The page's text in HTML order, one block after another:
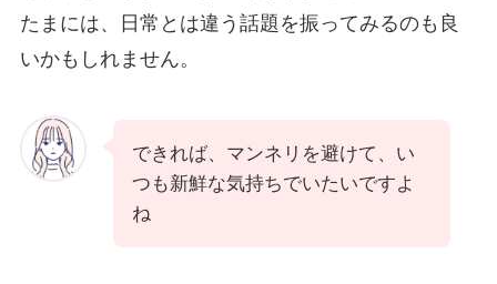
たまには、日常とは違う話題を振ってみるのも良
いかもしれません。
できれば、マンネリを避けて、い
つも新鮮な気持ちでいたいですよ
ね